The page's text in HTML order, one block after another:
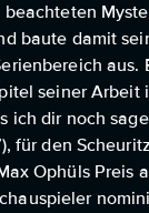
baute damit
aus.
seiner Arbeit
ich dir noch
für den
Ophüls Preis